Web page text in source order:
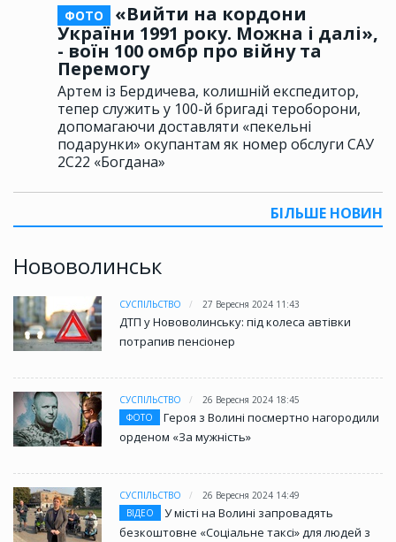
ФОТО
«Вийти на кордони
України 1991 року. Можна і далі»,
- воїн 100 омбр про війну та
Перемогу
Артем із Бердичева, колишній експедитор,
тепер служить у 100-й бригаді тероборони,
допомагаючи доставляти «пекельні
подарунки» окупантам як номер обслуги САУ
2С22 «Богдана»
БІЛЬШЕ НОВИН
Нововолинськ
СУСПІЛЬСТВО 27 Вересня 2024 11:43
ДТП у Нововолинську: під колеса автівки
потрапив пенсіонер
СУСПІЛЬСТВО
26 Вересня 2024 18:45
ФОТО
Героя з Волині посмертно нагородили
орденом «За мужність»
СУСПІЛЬСТВО
26 Вересня 2024 14:49
ВІДЕО
У місті на Волині запровадять
безкоштовне «Соціальне таксі» для людей з